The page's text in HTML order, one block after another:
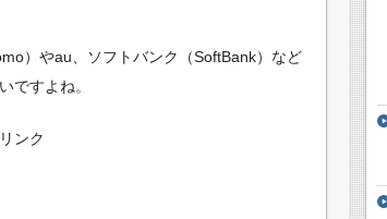
）やau、ソフトバンク（SoftBank）など
ですよね。
ンク